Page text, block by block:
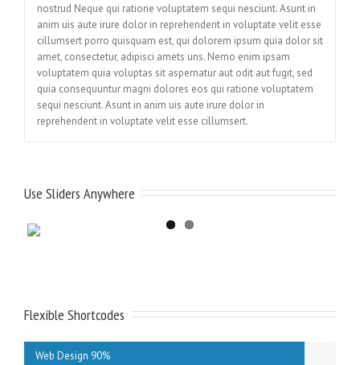
nostrud Neque qui ratione voluptatem sequi nesciunt. Asunt in
anim uis aute irure dolor in reprehenderit in voluptate velit esse
cillumsert porro quisquam est, qui dolorem ipsum quia dolor sit
amet, consectetur, adipisci amets uns. Nemo enim ipsam
voluptatem quia voluptas sit aspernatur aut odit aut fugit, sed
quia consequuntur magni dolores eos qui ratione voluptatem
sequi nesciunt. Asunt in anim uis aute irure dolor in
reprehenderit in voluptate velit esse cillumsert.
Use Sliders Anywhere
Flexible Shortcodes
Web Design 90%